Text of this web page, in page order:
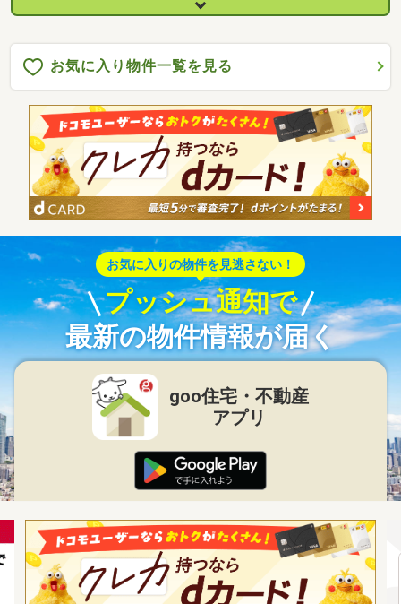
お気に入り物件一覧を見る
お気に入りの物件を見逃さない！
プッシュ通知で
最新の物件情報が届く
goo住宅・不動産
アプリ